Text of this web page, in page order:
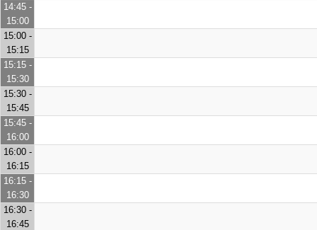
14:45 -
15:00
15:00 -
15:15
15:15 -
15:30
15:30 -
15:45
15:45 -
16:00
16:00 -
16:15
16:15 -
16:30
16:30 -
16:45